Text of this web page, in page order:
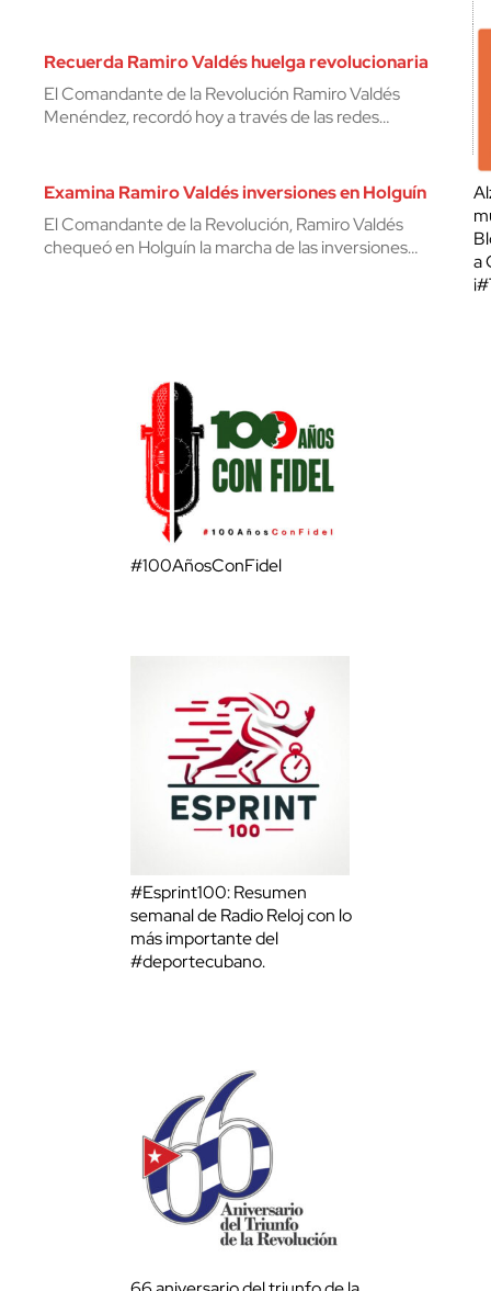
Recuerda Ramiro Valdés huelga revolucionaria
El Comandante de la Revolución Ramiro Valdés
Menéndez, recordó hoy a través de las redes…
Examina Ramiro Valdés inversiones en Holguín
El Comandante de la Revolución, Ramiro Valdés
chequeó en Holguín la marcha de las inversiones…
a
#100AñosConFidel
#Esprint100: Resumen
semanal de Radio Reloj con lo
más importante del
#deportecubano.